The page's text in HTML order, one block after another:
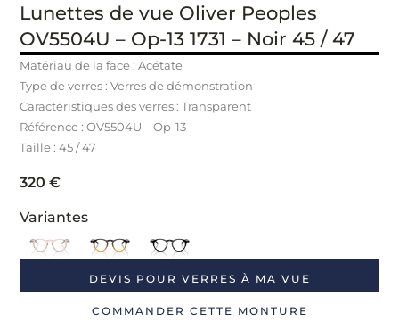
Lunettes de vue Oliver Peoples
OV5504U – Op-13 1731 – Noir 45 / 47
Matériau de la face : Acétate
Type de verres : Verres de démonstration
Caractéristiques des verres : Transparent
Référence : OV5504U – Op-13
Taille : 45 / 47
320€
Variantes
DEVIS POUR VERRES À MA VUE
COMMANDER CETTE MONTURE